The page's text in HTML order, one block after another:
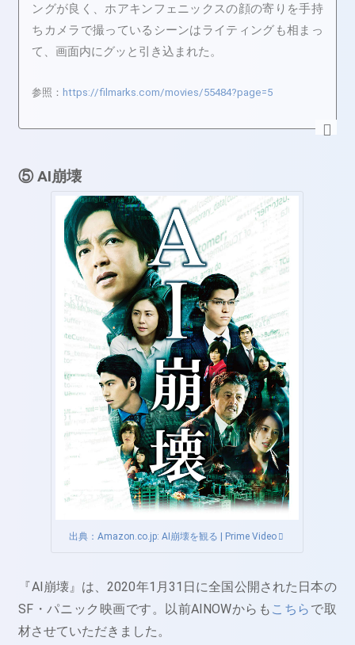
ングが良く、ホアキンフェニックスの顔の寄りを手持
ちカメラで撮っているシーンはライティングも相まっ
て、画面内にグッと引き込まれた。
参照： https://filmarks.com/movies/55484?page=5
⑤ AI崩壊
出典：Amazon.co.jp: AI崩壊を観る | Prime Video
『AI崩壊』は、2020年1月31日に全国公開された日本の
SF・パニック映画です。以前AINOWからも こちら で取
材させていただきました。